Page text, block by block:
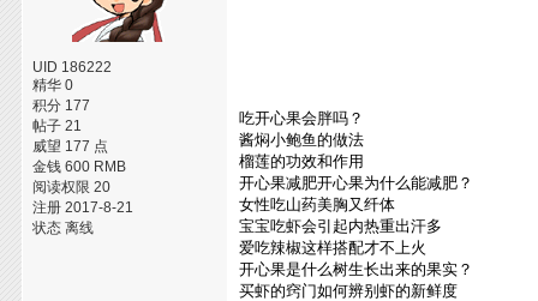
UID 186222
精华 0
积分 177
帖子 21
威望 177 点
金钱 600 RMB
阅读权限 20
注册 2017-8-21
状态 离线
吃开心果会胖吗？
酱焖小鲍鱼的做法
榴莲的功效和作用
开心果减肥开心果为什么能减肥？
女性吃山药美胸又纤体
宝宝吃虾会引起内热重出汗多
爱吃辣椒这样搭配才不上火
开心果是什么树生长出来的果实？
买虾的窍门如何辨别虾的新鲜度